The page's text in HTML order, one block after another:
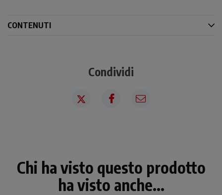
CONTENUTI
Condividi
Chi ha visto questo prodotto
ha visto anche...